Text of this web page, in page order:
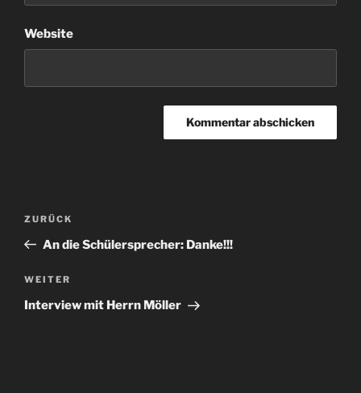
Website
Beitragsnavigation
Vorheriger
Beitrag
ZURÜCK
An die Schülersprecher: Danke!!!
Nächster
Beitrag
WEITER
Interview mit Herrn Möller